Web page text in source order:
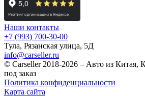
Наши контакты
+7 (993) 700-30-00
Тула, Рязанская улица, 5Д
info@carseller.ru
© Carseller 2018-2026 – Авто из
под заказ
Политика конфиденциальности
Карта сайта